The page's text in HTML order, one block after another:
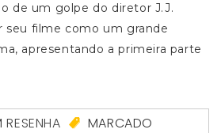
de um golpe do diretor J.J.
seu filme como um grande
apresentando a primeira parte
RESENHA
MARCADO